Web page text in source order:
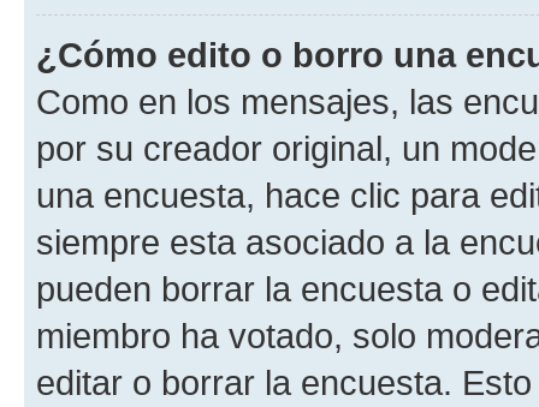
¿Cómo edito o borro una
Como en los mensajes, las
por su creador original, un
una encuesta, hace clic para
siempre esta asociado a la
pueden borrar la encuesta o
miembro ha votado, solo
editar o borrar la encuesta.